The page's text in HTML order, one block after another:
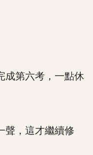
第六考，一點休
，這才繼續修